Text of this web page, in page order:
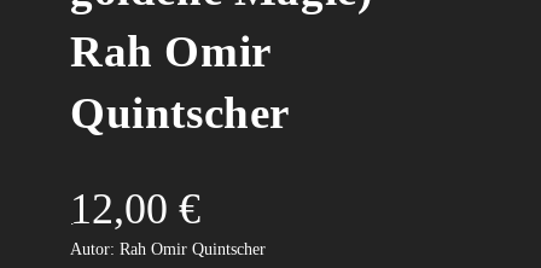
Rah Omir
Quintscher
12,00 €
.
Autor: Rah Omir Quintscher